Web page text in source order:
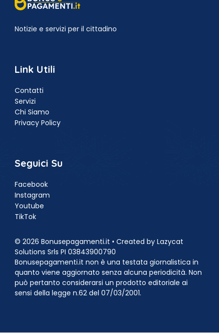
Notizie e servizi per il cittadino
Link Utili
Contatti
Servizi
Chi Siamo
Privacy Policy
Seguici Su
Facebook
Instagram
Youtube
TikTok
© 2026 Bonusepagamenti.it • Created by Lazycat
Solutions Srls PI 03843900790
Bonusepagamenti.it non è una testata giornalistica in
quanto viene aggiornato senza alcuna periodicità. Non
può pertanto considerarsi un prodotto editoriale ai
sensi della legge n.62 del 07/03/2001.